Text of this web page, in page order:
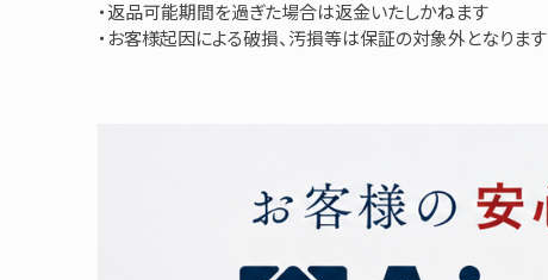
・返品可能期間を過ぎた場合は返金いたしかねます
・お客様起因による破損、汚損等は保証の対象外となります